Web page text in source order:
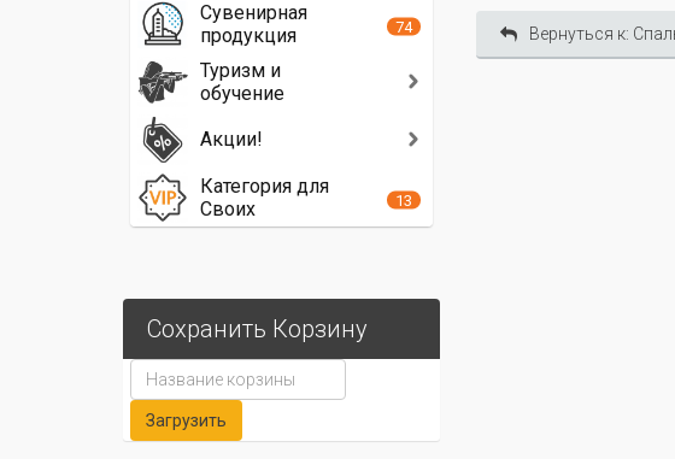
Вернуться к:
Сувенирная
продукция
74
Туризм и
обучение
Акции!
Категория для
Своих
13
Сохранить Корзину